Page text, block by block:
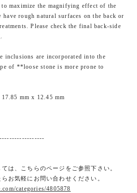
to maximize the magnifying effect of the
have rough natural surfaces on the back or
Please check the final back-side
inclusions are incorporated into the
of **loose stone is more prone to
mm x 12.45 mm
は、こちらのページをご参照下さい。
お気軽にお問い合わせください。
categories/4805878